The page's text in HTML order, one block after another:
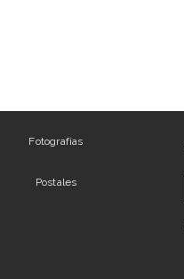
Fotografías
Postales